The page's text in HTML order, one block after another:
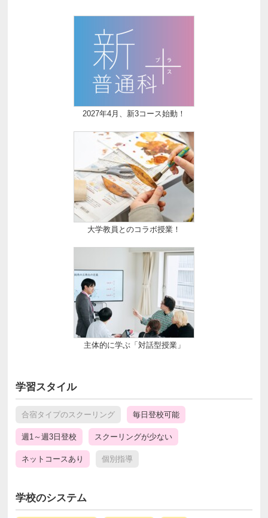
2027年4月、新3コース始動！
大学教員とのコラボ授業！
主体的に学ぶ「対話型授業」
学習スタイル
合宿タイプのスクーリング 毎日登校可能
週1～週3日登校 スクーリングが少ない
ネットコースあり 個別指導
学校のシステム